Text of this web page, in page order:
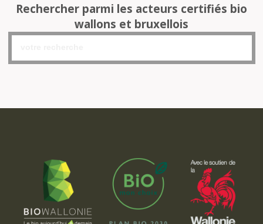
Rechercher parmi les acteurs certifiés bio
wallons et bruxellois